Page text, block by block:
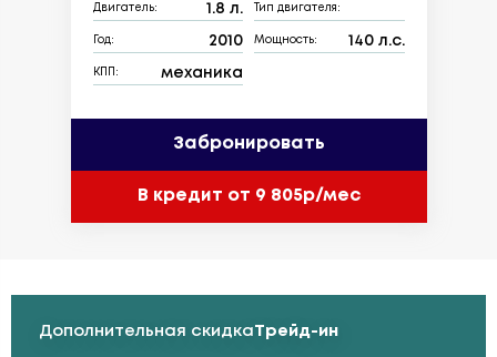
Двигатель: 1.8 л. Тип двигателя:
Год: 2010 Мощность: 140 л.с.
КПП: механика
Забронировать
В кредит от 9 805р/мес
Дополнительная скидкаТрейд-ин